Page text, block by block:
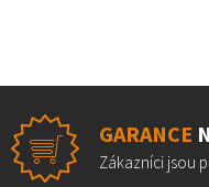
GARANCE
Zákazníci jsou